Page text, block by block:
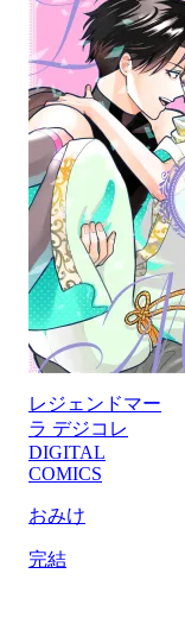
レジェンドマー
ラ デジコレ
DIGITAL
COMICS
おみけ
完結